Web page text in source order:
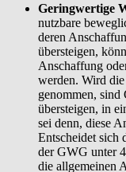
Geringwertige
nutzbare
deren
übersteigen,
Anschaffung
werden. Wird
genommen,
übersteigen, in
sei denn, diese
Entscheidet sich
der GWG unter
die allgemeinen